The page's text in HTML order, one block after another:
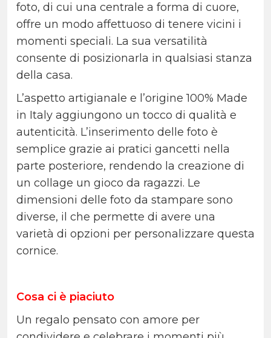
foto, di cui una centrale a forma di cuore,
offre un modo affettuoso di tenere vicini i
momenti speciali. La sua versatilità
consente di posizionarla in qualsiasi stanza
della casa.
L’aspetto artigianale e l’origine 100% Made
in Italy aggiungono un tocco di qualità e
autenticità. L’inserimento delle foto è
semplice grazie ai pratici gancetti nella
parte posteriore, rendendo la creazione di
un collage un gioco da ragazzi. Le
dimensioni delle foto da stampare sono
diverse, il che permette di avere una
varietà di opzioni per personalizzare questa
cornice.
Cosa ci è piaciuto
Un regalo pensato con amore per